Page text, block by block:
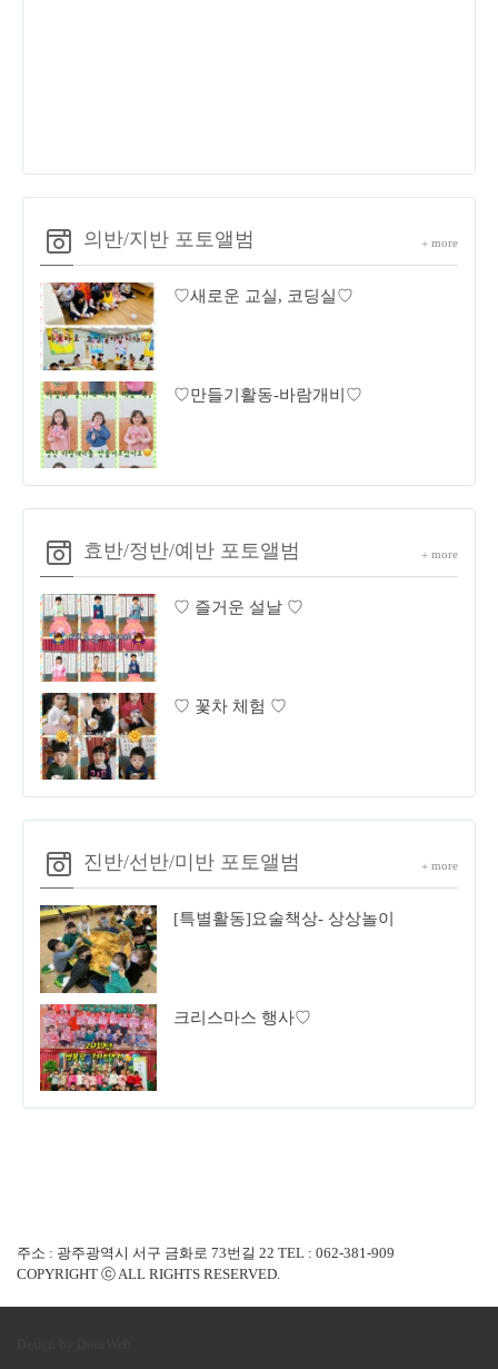
의반/지반 포토앨범 + more
♡새로운 교실, 코딩실♡
♡만들기활동-바람개비♡
효반/정반/예반 포토앨범 + more
♡ 즐거운 설날 ♡
♡ 꽃차 체험 ♡
진반/선반/미반 포토앨범 + more
[특별활동]요술책상- 상상놀이
크리스마스 행사♡
주소 : 광주광역시 서구 금화로 73번길 22 TEL : 062-381-909
COPYRIGHT ⓒ ALL RIGHTS RESERVED.